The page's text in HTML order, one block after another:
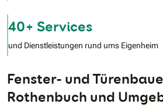
40+ Services
und Dienstleistungen rund ums Eigenheim
Fenster- und
Rothenbuch und